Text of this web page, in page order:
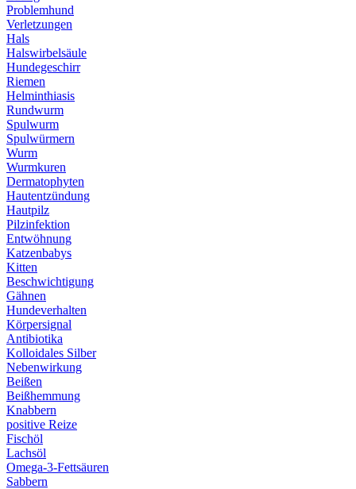
Problemhund
Verletzungen
Hals
Halswirbelsäule
Hundegeschirr
Riemen
Helminthiasis
Rundwurm
Spulwurm
Spulwürmern
Wurm
Wurmkuren
Dermatophyten
Hautentzündung
Hautpilz
Pilzinfektion
Entwöhnung
Katzenbabys
Kitten
Beschwichtigung
Gähnen
Hundeverhalten
Körpersignal
Antibiotika
Kolloidales Silber
Nebenwirkung
Beißen
Beißhemmung
Knabbern
positive Reize
Fischöl
Lachsöl
Omega-3-Fettsäuren
Sabbern